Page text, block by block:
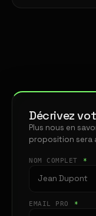
Décrivez
Plus nous en
proposition sera
NOM COMPLET *
EMAIL PRO *